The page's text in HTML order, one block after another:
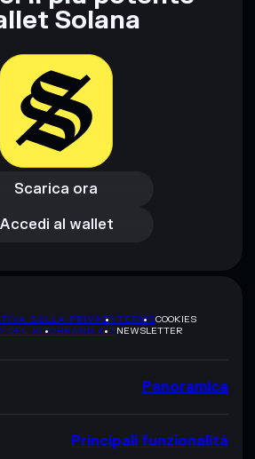
hanno esclusivamente scopi
Dati forniti da
Solana
Scarica ora
Scarica ora
Accedi al wallet
Accedi al wallet
SULLA PRIVACYTERMSCOOKIES
DEL SITOBRAND KITNEWSLETTER
Panoramica
Principali funzionalità